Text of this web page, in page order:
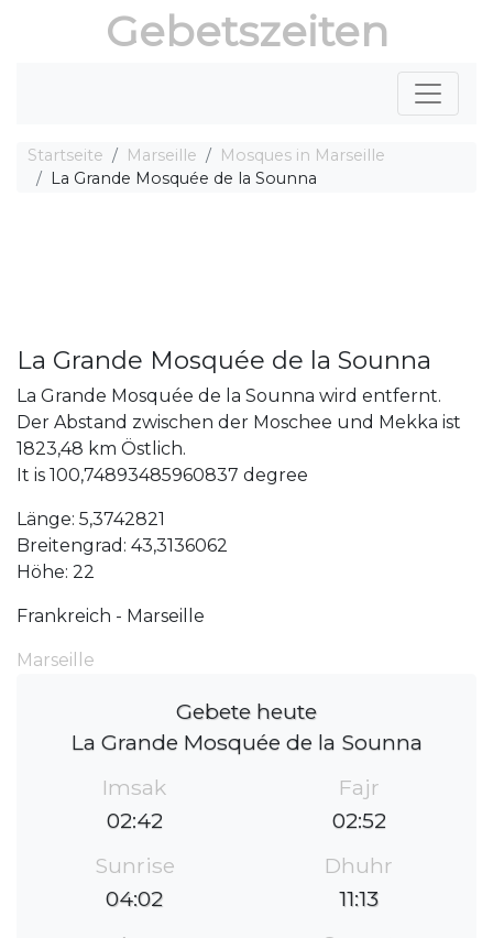
Gebetszeiten
Startseite Marseille
Mosques in Marseille
La Grande Mosquée de la Sounna
La Grande Mosquée de la Sounna
La Grande Mosquée de la Sounna wird entfernt.
Der Abstand zwischen der Moschee und Mekka ist
1823,48 km Östlich.
It is 100,74893485960837 degree
Länge: 5,3742821
Breitengrad: 43,3136062
Höhe: 22
Frankreich - Marseille
Marseille
Gebete heute
La Grande Mosquée de la Sounna
Imsak
02:42
Fajr
02:52
Sunrise
04:02
Dhuhr
11:13